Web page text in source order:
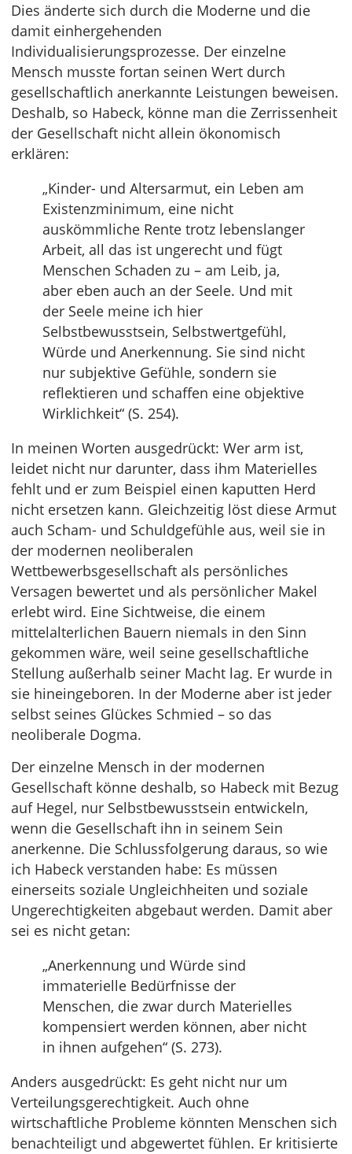
Dies änderte sich durch die Moderne und die
damit einhergehenden
Individualisierungsprozesse. Der einzelne
Mensch musste fortan seinen Wert durch
gesellschaftlich anerkannte Leistungen beweisen.
Deshalb, so Habeck, könne man die Zerrissenheit
der Gesellschaft nicht allein ökonomisch
erklären:
„Kinder- und Altersarmut, ein Leben am
Existenzminimum, eine nicht
auskömmliche Rente trotz lebenslanger
Arbeit, all das ist ungerecht und fügt
Menschen Schaden zu – am Leib, ja,
aber eben auch an der Seele. Und mit
der Seele meine ich hier
Selbstbewusstsein, Selbstwertgefühl,
Würde und Anerkennung. Sie sind nicht
nur subjektive Gefühle, sondern sie
reflektieren und schaffen eine objektive
Wirklichkeit“ (S. 254).
In meinen Worten ausgedrückt: Wer arm ist,
leidet nicht nur darunter, dass ihm Materielles
fehlt und er zum Beispiel einen kaputten Herd
nicht ersetzen kann. Gleichzeitig löst diese Armut
auch Scham- und Schuldgefühle aus, weil sie in
der modernen neoliberalen
Wettbewerbsgesellschaft als persönliches
Versagen bewertet und als persönlicher Makel
erlebt wird. Eine Sichtweise, die einem
mittelalterlichen Bauern niemals in den Sinn
gekommen wäre, weil seine gesellschaftliche
Stellung außerhalb seiner Macht lag. Er wurde in
sie hineingeboren. In der Moderne aber ist jeder
selbst seines Glückes Schmied – so das
neoliberale Dogma.
Der einzelne Mensch in der modernen
Gesellschaft könne deshalb, so Habeck mit Bezug
auf Hegel, nur Selbstbewusstsein entwickeln,
wenn die Gesellschaft ihn in seinem Sein
anerkenne. Die Schlussfolgerung daraus, so wie
ich Habeck verstanden habe: Es müssen
einerseits soziale Ungleichheiten und soziale
Ungerechtigkeiten abgebaut werden. Damit aber
sei es nicht getan:
„Anerkennung und Würde sind
immaterielle Bedürfnisse der
Menschen, die zwar durch Materielles
kompensiert werden können, aber nicht
in ihnen aufgehen“ (S. 273).
Anders ausgedrückt: Es geht nicht nur um
Verteilungsgerechtigkeit. Auch ohne
wirtschaftliche Probleme könnten Menschen sich
benachteiligt und abgewertet fühlen. Er kritisierte